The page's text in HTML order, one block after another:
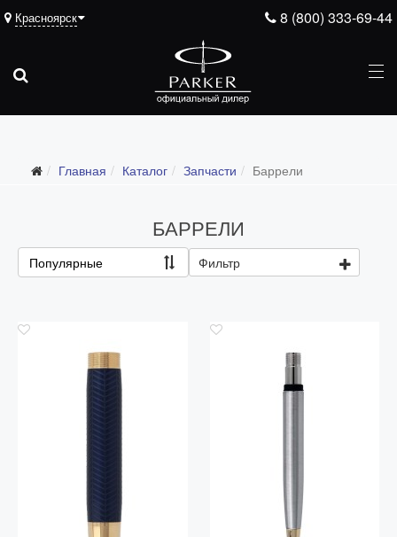
8 (800) 333-69-44
Красноярск
Главная Каталог Запчасти Баррели
БАРРЕЛИ
Популярные Фильтр
Распродажа
Все запчасти
Перья
Зажимы